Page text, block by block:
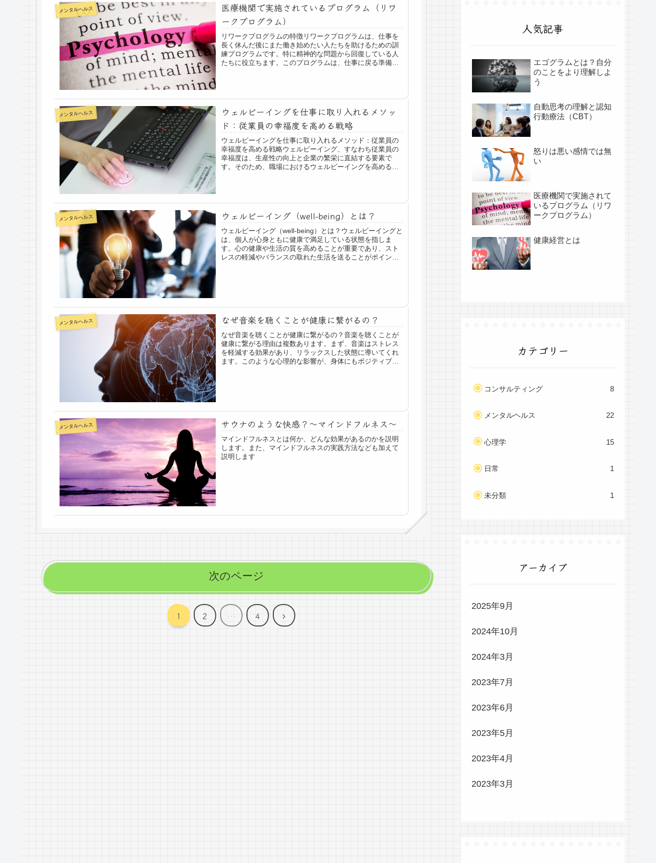
メンタルヘルス
医療機関で実施されているプログラム（リワ
ークプログラム）
リワークプログラムの特徴リワークプログラムは、仕事を
長く休んだ後にまた働き始めたい人たちを助けるための訓
練プログラムです。特に精神的な問題から回復している人
たちに役立ちます。このプログラムは、仕事に戻る準備と
メンタルヘルス
ウェルビーイングを仕事に取り入れるメソッ
ド：従業員の幸福度を高める戦略
ウェルビーイングを仕事に取り入れるメソッド：従業員の
幸福度を高める戦略ウェルビーイング、すなわち従業員の
幸福度は、生産性の向上と企業の繁栄に直結する要素で
す。そのため、職場におけるウェルビーイングを高める戦
メンタルヘルス ウェルビーイング（well-being）とは？
ウェルビーイング（well-being）とは？ウェルビーイングと
は、個人が心身ともに健康で満足している状態を指しま
す。心の健康や生活の質を高めることが重要であり、スト
レスの軽減やバランスの取れた生活を送ることがポイント
メンタルヘルス なぜ音楽を聴くことが健康に繋がるの？
なぜ音楽を聴くことが健康に繋がるの？音楽を聴くことが
健康に繋がる理由は複数あります。まず、音楽はストレス
を軽減する効果があり、リラックスした状態に導いてくれ
ます。このような心理的な影響が、身体にもポジティブな
メンタルヘルス サウナのような快感？〜マインドフルネス〜
マインドフルネスとは何か、どんな効果があるのかを説明
します。また、マインドフルネスの実践方法なども加えて
説明します
次のページ
1 2 … 4
次
人気記事
エゴグラムとは？自分
のことをより理解しよ
う
自動思考の理解と認知
行動療法（CBT）
怒りは悪い感情では無
い
医療機関で実施されて
いるプログラム（リワ
ークプログラム）
健康経営とは
カテゴリー
コンサルティング 8
メンタルヘルス 22
心理学 15
日常 1
未分類 1
アーカイブ
2025年9月
2024年10月
2024年3月
2023年7月
2023年6月
2023年5月
2023年4月
2023年3月